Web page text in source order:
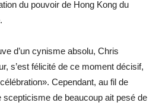
du pouvoir de Hong Kong du
d’un cynisme absolu, Chris
s’est félicité de ce moment décisif,
Cependant, au fil de
scepticisme de beaucoup ait pesé de